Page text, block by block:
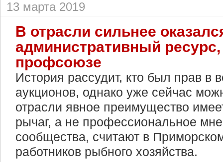
13 марта 2019
В отрасли сильнее
административный
профсоюзе
История рассудит, кто был прав в
аукционов, однако уже сейчас
отрасли явное преимущество
рычаг, а не профессиональное
сообщества, считают в
работников рыбного хозяйства.